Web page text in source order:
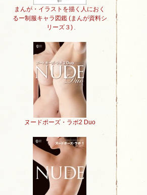
まんが・イラストを描く人におく
るー制服キャラ図鑑 (まんが資料シ
リーズ３)
ヌードポーズ・ラボ2 Duo